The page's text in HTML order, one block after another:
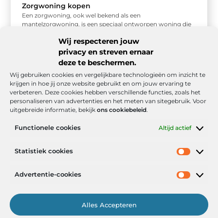
Wij respecteren jouw
privacy en streven ernaar
deze te beschermen.
Wij gebruiken cookies en vergelijkbare technologieën om inzicht te
krijgen in hoe jij onze website gebruikt en om jouw ervaring te
verbeteren. Deze cookies hebben verschillende functies, zoals het
personaliseren van advertenties en het meten van sitegebruik. Voor
uitgebreide informatie, bekijk ons cookiebeleid.
Functionele cookies Altijd actief
Statistiek cookies
Advertentie-cookies
Alles Accepteren
Zorgwoning kopen
Een zorgwoning, ook wel bekend als een
mantelzorgwoning, is een speciaal ontworpen woning die
Het Portaal voor Inzichten en Inspiratie
Onze informatie